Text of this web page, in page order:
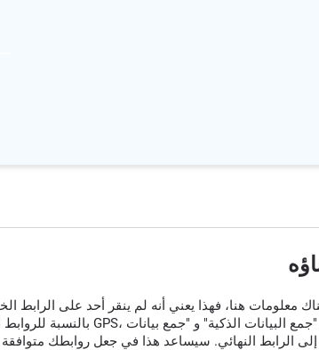
الرابط النهائي. سيساعد هذا في جعل روابطك متوافقة